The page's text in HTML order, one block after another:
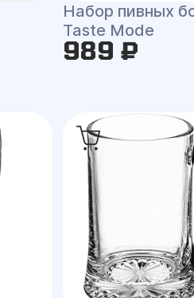
Набор пивных
Taste Mode
989 ₽